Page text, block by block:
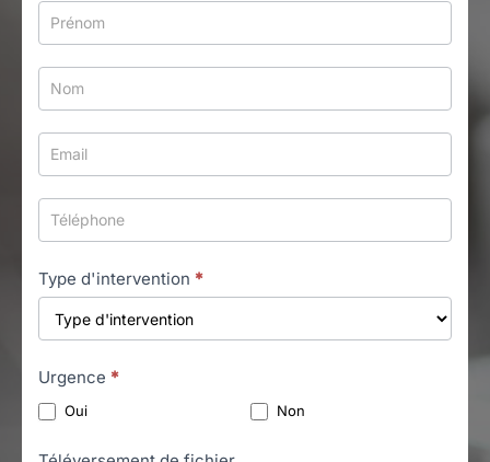
Formulaire
simple
avec
téléphone
Type d'intervention *
Urgence *
Oui Non